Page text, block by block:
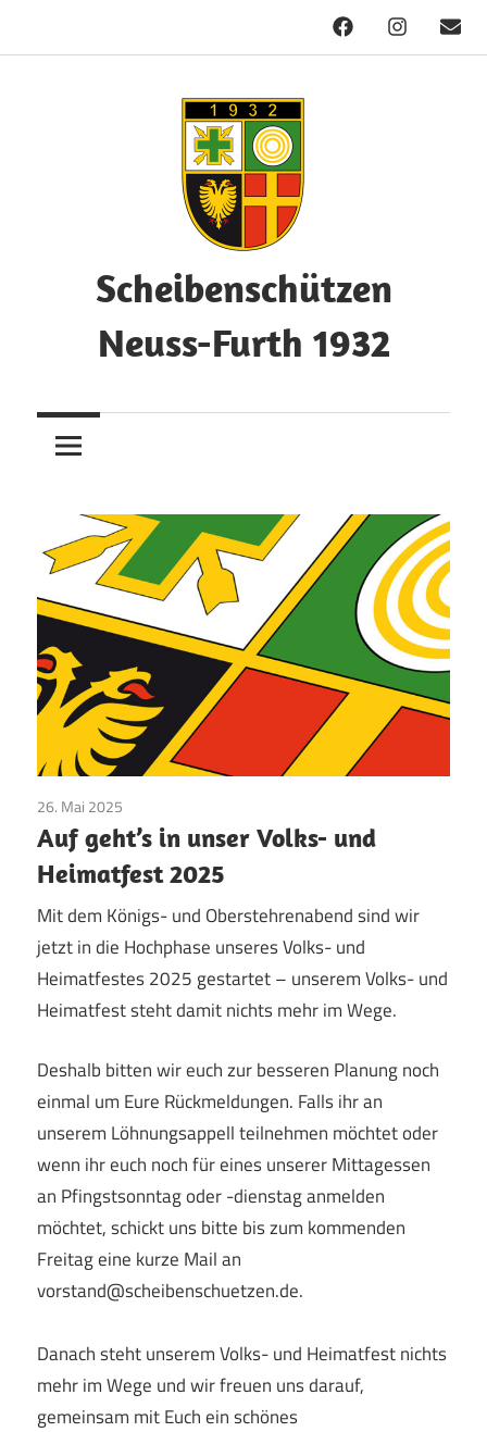
FacebookInstagram
Mail
Scheibenschützen
Neuss-Furth 1932
Willkommen!
26. Mai 2025
Auf geht’s in unser Volks- und
Heimatfest 2025
Mit dem Königs- und Oberstehrenabend sind wir
jetzt in die Hochphase unseres Volks- und
Heimatfestes 2025 gestartet – unserem Volks- und
Heimatfest steht damit nichts mehr im Wege.
Deshalb bitten wir euch zur besseren Planung noch
einmal um Eure Rückmeldungen. Falls ihr an
unserem Löhnungsappell teilnehmen möchtet oder
wenn ihr euch noch für eines unserer Mittagessen
an Pfingstsonntag oder -dienstag anmelden
möchtet, schickt uns bitte bis zum kommenden
Freitag eine kurze Mail an
vorstand@scheibenschuetzen.de.
Danach steht unserem Volks- und Heimatfest nichts
mehr im Wege und wir freuen uns darauf,
gemeinsam mit Euch ein schönes